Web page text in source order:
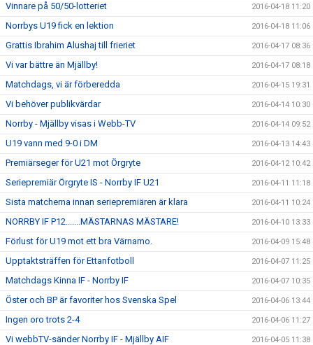
Vinnare på 50/50-lotteriet 2016-04-18 11:20
Norrbys U19 fick en lektion 2016-04-18 11:06
Grattis Ibrahim Alushaj till frieriet 2016-04-17 08:36
Vi var bättre än Mjällby! 2016-04-17 08:18
Matchdags, vi är förberedda 2016-04-15 19:31
Vi behöver publikvärdar 2016-04-14 10:30
Norrby - Mjällby visas i Webb-TV 2016-04-14 09:52
U19 vann med 9-0 i DM 2016-04-13 14:43
Premiärseger för U21 mot Örgryte 2016-04-12 10:42
Seriepremiär Örgryte IS - Norrby IF U21 2016-04-11 11:18
Sista matcherna innan seriepremiären är klara 2016-04-11 10:24
NORRBY IF P12.......MÄSTARNAS MÄSTARE! 2016-04-10 13:33
Förlust för U19 mot ett bra Värnamo. 2016-04-09 15:48
Upptaktsträffen för Ettanfotboll 2016-04-07 11:25
Matchdags Kinna IF - Norrby IF 2016-04-07 10:35
Öster och BP är favoriter hos Svenska Spel 2016-04-06 13:44
Ingen oro trots 2-4 2016-04-06 11:27
Vi webbTV-sänder Norrby IF - Mjällby AIF 2016-04-05 11:38